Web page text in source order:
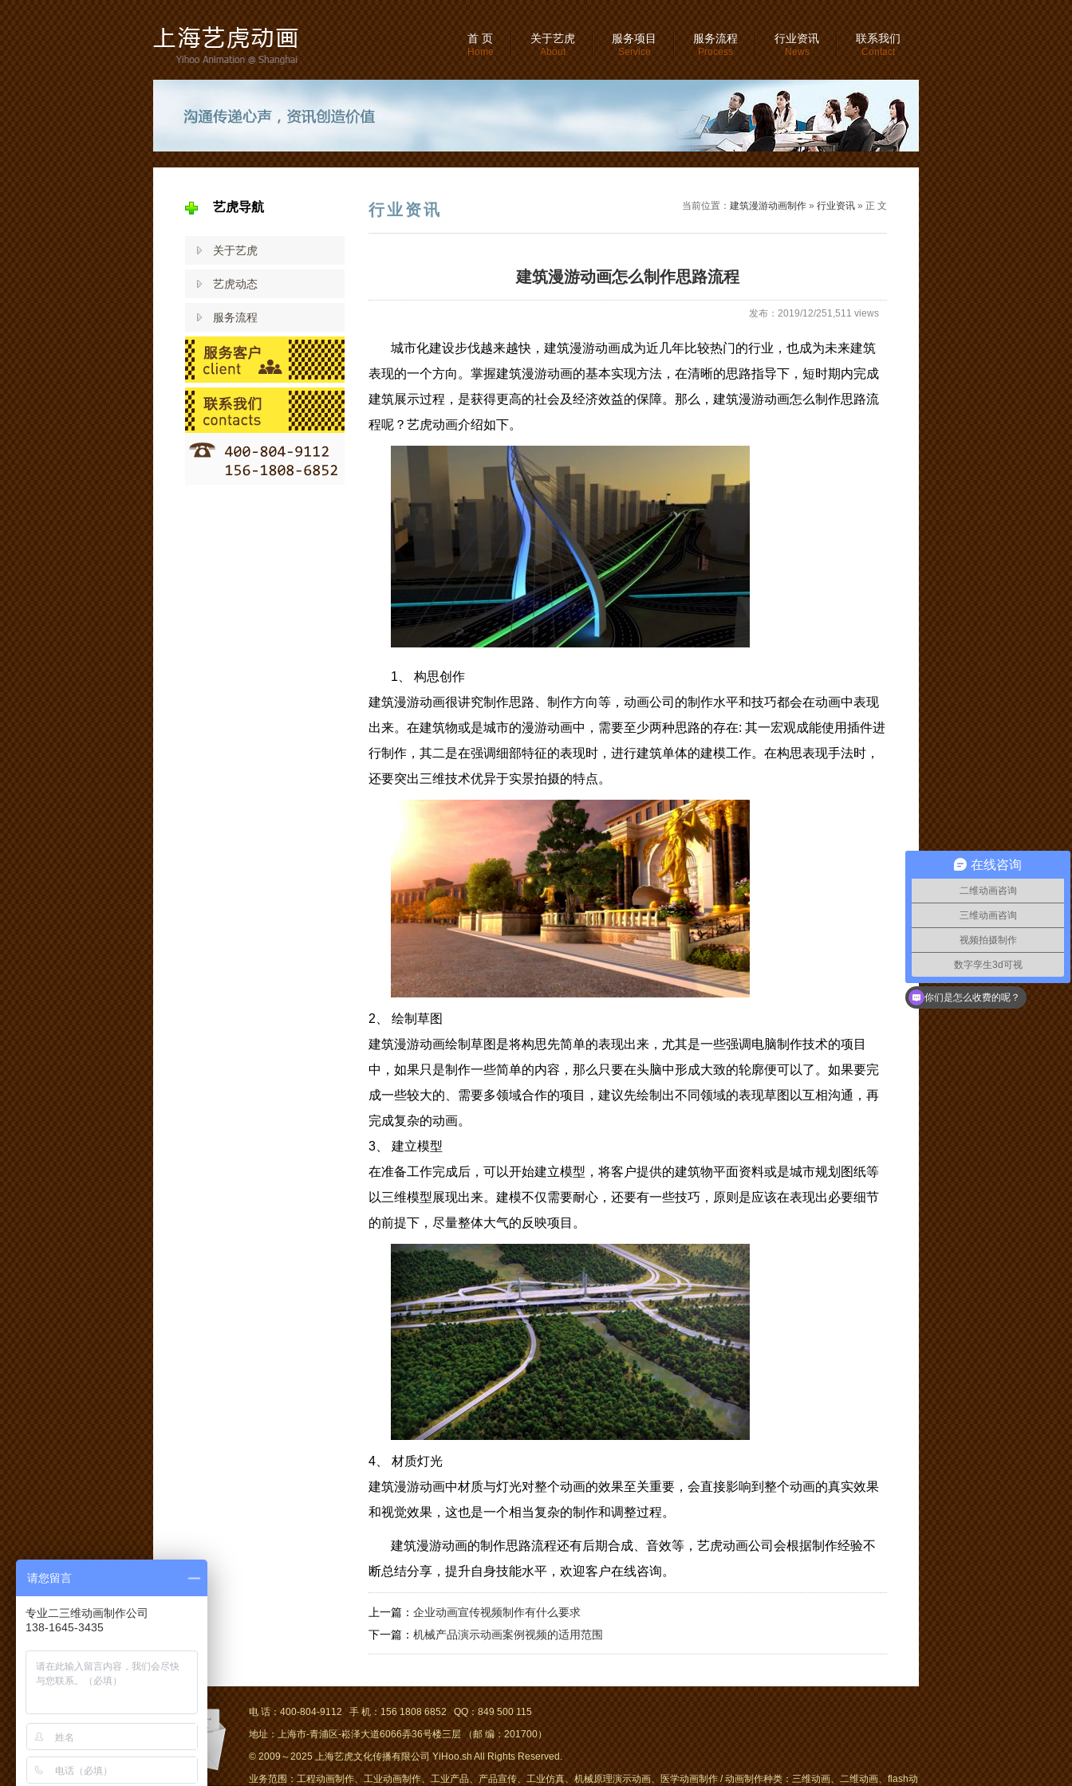
首 页
Home
关于艺虎
About
服务项目
Service
服务流程
Process
行业资讯
News
联系我们
Contact
艺虎导航
关于艺虎
艺虎动态
服务流程
行业资讯 当前位置： 建筑漫游动画制作 » 行业资讯 » 正 文
建筑漫游动画怎么制作思路流程
发布：2019/12/251,511 views
城市化建设步伐越来越快，建筑漫游动画成为近几年比较热门的行业，也成为未来建筑
表现的一个方向。掌握建筑漫游动画的基本实现方法，在清晰的思路指导下，短时期内完成
建筑展示过程，是获得更高的社会及经济效益的保障。那么，建筑漫游动画怎么制作思路流
程呢？艺虎动画介绍如下。
1、 构思创作
建筑漫游动画很讲究制作思路、制作方向等，动画公司的制作水平和技巧都会在动画中表现
出来。在建筑物或是城市的漫游动画中，需要至少两种思路的存在: 其一宏观成能使用插件进
行制作，其二是在强调细部特征的表现时，进行建筑单体的建模工作。在构思表现手法时，
还要突出三维技术优异于实景拍摄的特点。
2、 绘制草图
建筑漫游动画绘制草图是将构思先简单的表现出来，尤其是一些强调电脑制作技术的项目
中，如果只是制作一些简单的内容，那么只要在头脑中形成大致的轮廓便可以了。如果要完
成一些较大的、需要多领域合作的项目，建议先绘制出不同领域的表现草图以互相沟通，再
完成复杂的动画。
3、 建立模型
在准备工作完成后，可以开始建立模型，将客户提供的建筑物平面资料或是城市规划图纸等
以三维模型展现出来。建模不仅需要耐心，还要有一些技巧，原则是应该在表现出必要细节
的前提下，尽量整体大气的反映项目。
4、 材质灯光
建筑漫游动画中材质与灯光对整个动画的效果至关重要，会直接影响到整个动画的真实效果
和视觉效果，这也是一个相当复杂的制作和调整过程。
建筑漫游动画的制作思路流程还有后期合成、音效等，艺虎动画公司会根据制作经验不
断总结分享，提升自身技能水平，欢迎客户在线咨询。
上一篇： 企业动画宣传视频制作有什么要求
下一篇： 机械产品演示动画案例视频的适用范围
电 话：400-804-9112 手 机：156 1808 6852 QQ：849 500 115
地址：上海市-青浦区-崧泽大道6066弄36号楼三层 （邮 编：201700）
© 2009～2025 上海艺虎文化传播有限公司 YiHoo.sh All Rights Reserved.
业务范围：工程动画制作、工业动画制作、工业产品、产品宣传、工业仿真、机械原理演示动画、医学动画制作 / 动画制作种类：三维动画、二维动画、flash动
在线咨询
二维动画咨询
三维动画咨询
视频拍摄制作
数字孪生3d可视
你们是怎么收费的呢？
请您留言
专业二三维动画制作公司
138-1645-3435